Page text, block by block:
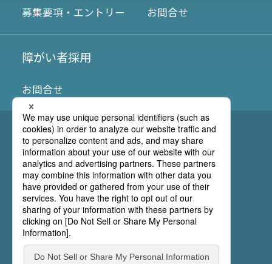
募集要項・エントリー お問合せ
障がい者採用
お問合せ
ウェブサイトご利用上の注意
プライバシーポリシー
情報セキュリティポリシー
採用応募に関する個人情報の取扱いについて
企業サイトはこちら